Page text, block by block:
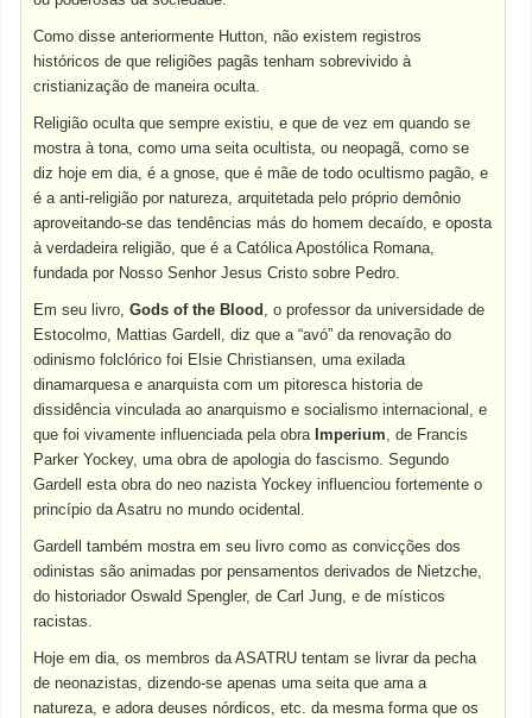
Como disse anteriormente Hutton, não existem registros
históricos de que religiões pagãs tenham sobrevivido à
cristianização de maneira oculta.
Religião oculta que sempre existiu, e que de vez em quando se
mostra à tona, como uma seita ocultista, ou neopagã, como se
diz hoje em dia, é a gnose, que é mãe de todo ocultismo pagão, e
é a anti-religião por natureza, arquitetada pelo próprio demônio
aproveitando-se das tendências más do homem decaído, e oposta
à verdadeira religião, que é a Católica Apostólica Romana,
fundada por Nosso Senhor Jesus Cristo sobre Pedro.
Em seu livro,Gods of the Blood , o professor da universidade de
Estocolmo, Mattias Gardell, diz que a “avó” da renovação do
odinismo folclórico foi Elsie Christiansen, uma exilada
dinamarquesa e anarquista com um pitoresca historia de
dissidência vinculada ao anarquismo e socialismo internacional, e
que foi vivamente influenciada pela obra Imperium, de Francis
Parker Yockey, uma obra de apologia do fascismo. Segundo
Gardell esta obra do neo nazista Yockey influenciou fortemente o
princípio da Asatru no mundo ocidental.
Gardell também mostra em seu livro como as convicções dos
odinistas são animadas por pensamentos derivados de Nietzche,
do historiador Oswald Spengler, de Carl Jung, e de místicos
racistas.
Hoje em dia, os membros da ASATRU tentam se livrar da pecha
de neonazistas, dizendo-se apenas uma seita que ama a
natureza, e adora deuses nórdicos, etc. da mesma forma que os